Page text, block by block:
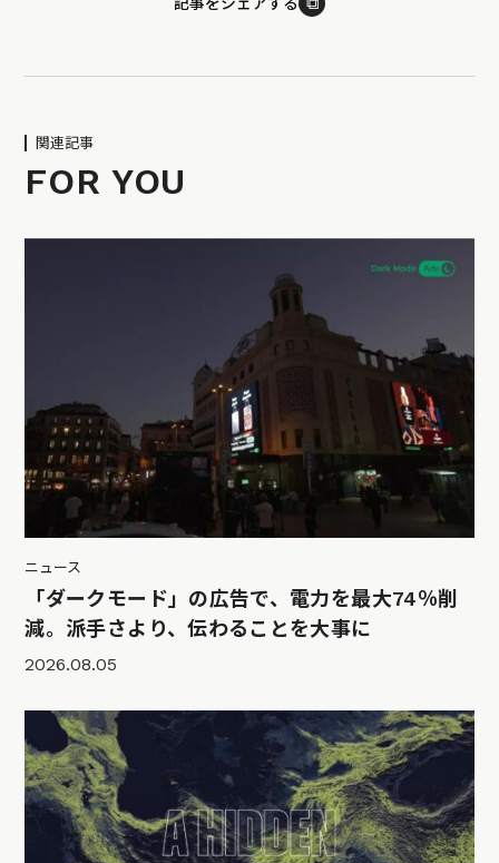
関連記事
FOR YOU
ニュース
「ダークモード」の広告で、電力を最大74％削
減。派手さより、伝わることを大事に
2026.08.05